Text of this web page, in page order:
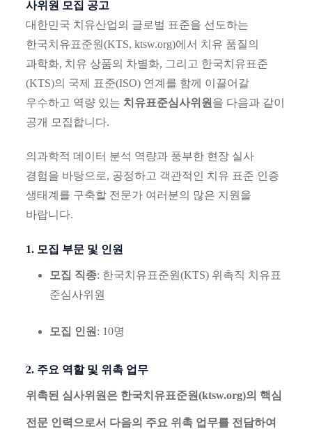
사위원 모집 공고
대한민국 치유산업의 글로벌 표준을 선도하는
한국치유표준원(KTS, ktsw.org)에서 치유 품질의
과학화, 치유 상품의 차별화, 그리고 한국치유표준
(KTS)의 국제 표준(ISO) 연계를 함께 이끌어갈
우수하고 역량 있는 치유표준심사위원 을 다음과 같이
공개 모집합니다.
의과학적 데이터 분석 역량과 풍부한 현장 실사
경험을 바탕으로, 공정하고 객관적인 치유 표준 인증
생태계를 구축할 전문가 여러분의 많은 지원을
바랍니다.
1. 모집 부문 및 인원
모집 직종: 한국치유표준원(KTS) 위촉직 치유표
준심사위원
모집 인원 : 10명
2. 주요 역할 및 위촉 업무
위촉된 심사위원은 한국치유표준원(ktsw.org)의 핵심
전문 인력으로서 다음의 주요 위촉 업무를 전담하여